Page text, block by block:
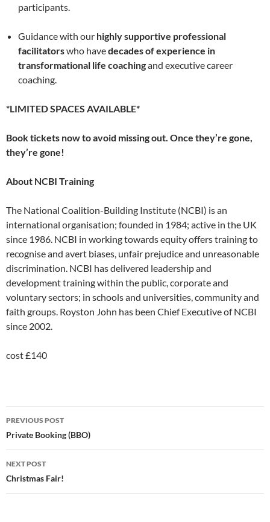
participants.
Guidance with our highly supportive professional
facilitatorswho havedecades of experience in
transformational life coachingand executive career
coaching.
*LIMITED SPACES AVAILABLE*
Book tickets now to avoid missing out. Once they’re gone,
they’re gone!
About NCBI Training
The National Coalition-Building Institute (NCBI) is an
international organisation; founded in 1984; active in the UK
since 1986. NCBI in working towards equity offers training to
recognise and avert biases, unfair prejudice and unreasonable
discrimination. NCBI has delivered leadership and
development training within the public, corporate and
voluntary sectors; in schools and universities, community and
faith groups. Royston John has been Chief Executive of NCBI
since 2002.
cost £140
Post
navigation
PREVIOUS POST
Private Booking (BBO)
NEXT POST
Christmas Fair!